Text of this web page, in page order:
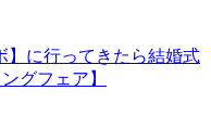
】に行ってきたら結婚式
グフェア】